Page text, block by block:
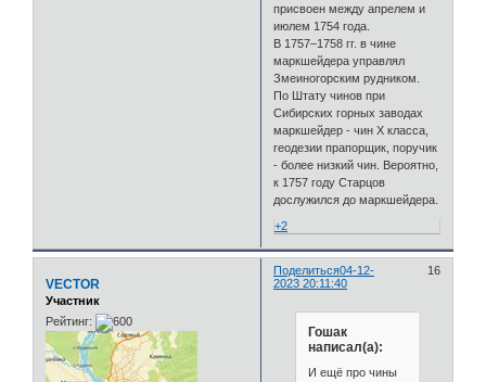
присвоен между апрелем и
июлем 1754 года.
В 1757–1758 гг. в чине
маркшейдера управлял
Змеиногорским рудником.
По Штату чинов при
Сибирских горных заводах
маркшейдер - чин X класса,
геодезии прапорщик, поручик
- более низкий чин. Вероятно,
к 1757 году Старцов
дослужился до маркшейдера.
+2
Поделиться 16
04-12-
2023 20:11:40
VECTOR
Участник
Рейтинг:
Гошак
написал(а):
И ещё про чины